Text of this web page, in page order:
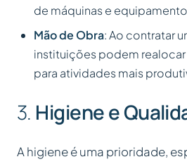
de máquinas e
Mão de Obra: Ao contratar
instituições podem
para atividades mais
3. Higiene e
A higiene é uma prioridade,